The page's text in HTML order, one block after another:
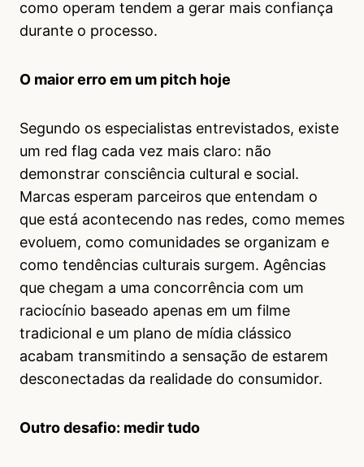
como operam tendem a gerar mais confiança
durante o processo.
O maior erro em um pitch hoje
Segundo os especialistas entrevistados, existe
um red flag cada vez mais claro: não
demonstrar consciência cultural e social.
Marcas esperam parceiros que entendam o
que está acontecendo nas redes, como memes
evoluem, como comunidades se organizam e
como tendências culturais surgem. Agências
que chegam a uma concorrência com um
raciocínio baseado apenas em um filme
tradicional e um plano de mídia clássico
acabam transmitindo a sensação de estarem
desconectadas da realidade do consumidor.
Outro desafio: medir tudo